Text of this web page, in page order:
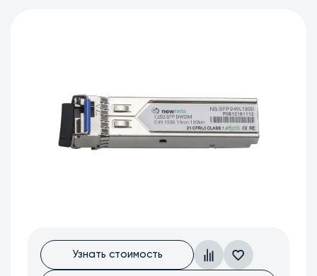
Узнать стоимость